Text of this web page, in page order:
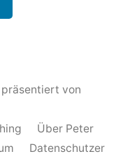
präsentiert von
Über Peter
Datenschutzer